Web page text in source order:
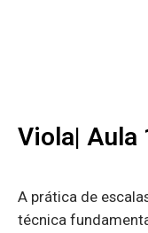
Viola| Aula
A prática de
técnica